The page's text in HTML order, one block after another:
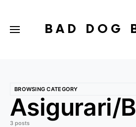
BAD DOG
BROWSING CATEGORY
Asigurari/
3 posts